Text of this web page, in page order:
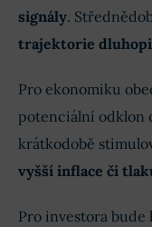
signály.
trajektorie
Pro ekonomiku
potenciální odklon
krátkodobě
vyšší inflace či
Pro investora